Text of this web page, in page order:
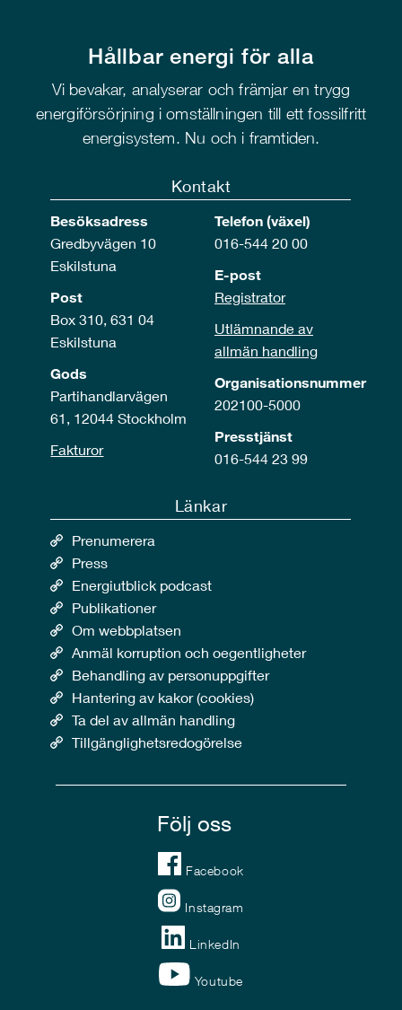
Hållbar energi för alla
Vi bevakar, analyserar och främjar en trygg
energiförsörjning i omställningen till ett fossilfritt
energisystem. Nu och i framtiden.
Kontakt
Besöksadress
Gredbyvägen 10
Eskilstuna
Post
Box 310, 631 04
Eskilstuna
Gods
Partihandlarvägen
61, 12044 Stockholm
Fakturor
Telefon (växel)
016-544 20 00
E-post
Registrator
Utlämnande av
allmän handling
Organisationsnummer
202100-5000
Presstjänst
016-544 23 99
Länkar
Prenumerera
Press
Energiutblick podcast
Publikationer
Om webbplatsen
Anmäl korruption och oegentligheter
Behandling av personuppgifter
Hantering av kakor (cookies)
Ta del av allmän handling
Tillgänglighetsredogörelse
Följ oss
Facebook
Instagram
LinkedIn
Youtube